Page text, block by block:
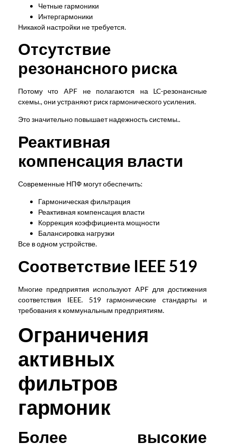
Четные гармоники
Интергармоники
Никакой настройки не требуется.
Отсутствие
резонансного риска
Потому что APF не полагаются на LC-резонансные
схемы., они устраняют риск гармонического усиления.
Это значительно повышает надежность системы..
Реактивная
компенсация власти
Современные НПФ могут обеспечить:
Гармоническая фильтрация
Реактивная компенсация власти
Коррекция коэффициента мощности
Балансировка нагрузки
Все в одном устройстве.
Соответствие IEEE 519
Многие предприятия используют APF для достижения
соответствия IEEE. 519 гармонические стандарты и
требования к коммунальным предприятиям.
Ограничения
активных
фильтров
гармоник
Более высокие